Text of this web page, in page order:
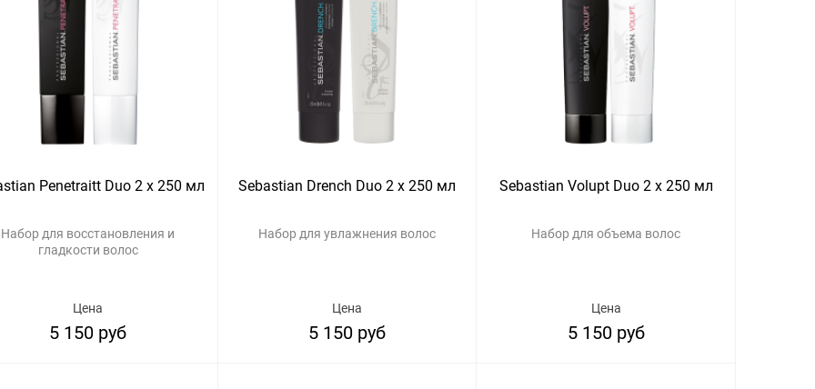
Penetraitt Duo 2 x 250 мл
Набор для восстановления и
гладкости волос
Цена
5 150 руб
Sebastian Drench Duo 2 x 250 мл
Набор для увлажнения волос
Цена
5 150 руб
Sebastian Volupt Duo 2 x 250 мл
Набор для объема волос
Цена
5 150 руб